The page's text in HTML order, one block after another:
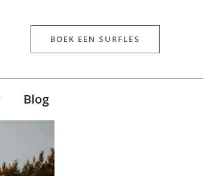
BOEK EEN SURFLES
Blog